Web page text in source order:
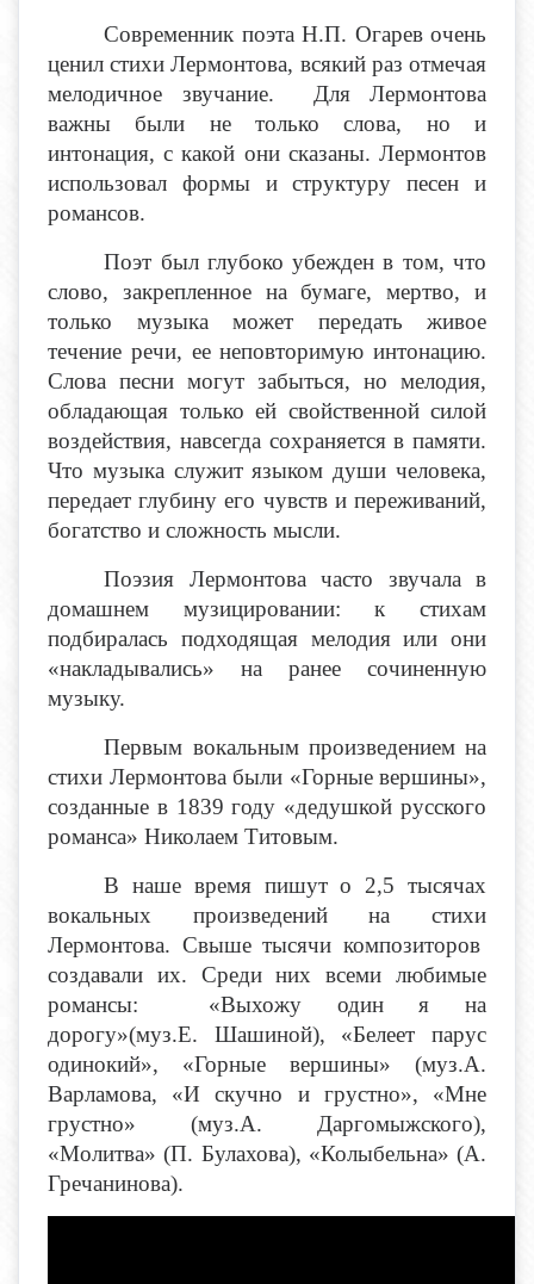
Современник поэта Н.П. Огарев очень
ценил стихи Лермонтова, всякий раз отмечая
мелодичное звучание. Для Лермонтова
важны были не только слова, но и
интонация, с какой они сказаны. Лермонтов
использовал формы и структуру песен и
романсов.
Поэт был глубоко убежден в том, что
слово, закрепленное на бумаге, мертво, и
только музыка может передать живое
течение речи, ее неповторимую интонацию.
Слова песни могут забыться, но мелодия,
обладающая только ей свойственной силой
воздействия, навсегда сохраняется в памяти.
Что музыка служит языком души человека,
передает глубину его чувств и переживаний,
богатство и сложность мысли.
Поэзия Лермонтова часто звучала в
домашнем музицировании: к стихам
подбиралась подходящая мелодия или они
«накладывались» на ранее сочиненную
музыку.
Первым вокальным произведением на
стихи Лермонтова были «Горные вершины»,
созданные в 1839 году «дедушкой русского
романса» Николаем Титовым.
В наше время пишут о 2,5 тысячах
вокальных произведений на стихи
Лермонтова. Свыше тысячи композиторов
создавали их. Среди них всеми любимые
романсы: «Выхожу один я на
дорогу»(муз.Е. Шашиной), «Белеет парус
одинокий», «Горные вершины» (муз.А.
Варламова, «И скучно и грустно», «Мне
грустно» (муз.А. Даргомыжского),
«Молитва» (П. Булахова), «Колыбельна» (А.
Гречанинова).